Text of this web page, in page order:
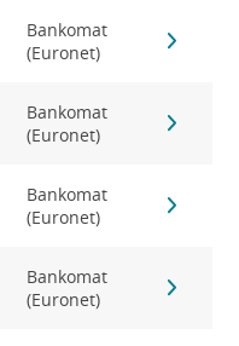
Bankomat
(Euronet)
Bankomat
(Euronet)
Bankomat
(Euronet)
Bankomat
(Euronet)